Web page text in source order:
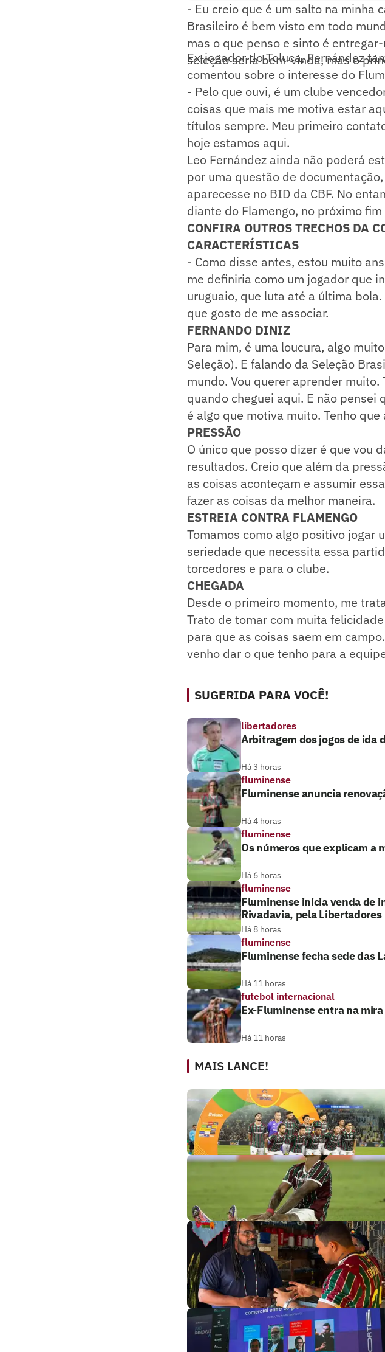
- Eu creio que é um salto na minha
Brasileiro é bem visto em todo
mas o que penso e sinto é
seleção seria bem-vinda, mas o
Ex-jogador do Toluca, Fernández
comentou sobre o interesse do
- Pelo que ouvi, é um clube
coisas que mais me motiva estar
títulos sempre. Meu primeiro
hoje estamos aqui.
Leo Fernández ainda não poderá
por uma questão de
aparecesse no BID da CBF. No
diante do Flamengo, no próximo
CONFIRA OUTROS TRECHOS DA
CARACTERÍSTICAS
- Como disse antes, estou muito
me definiria como um jogador que
uruguaio, que luta até a última
que gosto de me associar.
FERNANDO DINIZ
Para mim, é uma loucura, algo
Seleção). E falando da Seleção
mundo. Vou querer aprender
quando cheguei aqui. E não pensei
é algo que motiva muito. Tenho
PRESSÃO
O único que posso dizer é que vou
resultados. Creio que além da
as coisas aconteçam e assumir
fazer as coisas da melhor maneira.
ESTREIA CONTRA FLAMENGO
Tomamos como algo positivo jogar
seriedade que necessita essa
torcedores e para o clube.
CHEGADA
Desde o primeiro momento, me
Trato de tomar com muita
para que as coisas saem em
venho dar o que tenho para a
SUGERIDA PARA VOCÊ!
libertadores
Arbitragem dos jogos de ida
Há 3 horas
fluminense
Fluminense anuncia
Há 4 horas
fluminense
Os números que explicam a
Há 6 horas
fluminense
Fluminense inicia venda de
Rivadavia, pela Libertadores
Há 8 horas
fluminense
Fluminense fecha sede das
Há 11 horas
futebol internacional
Ex-Fluminense entra na
Há 11 horas
MAIS LANCE!